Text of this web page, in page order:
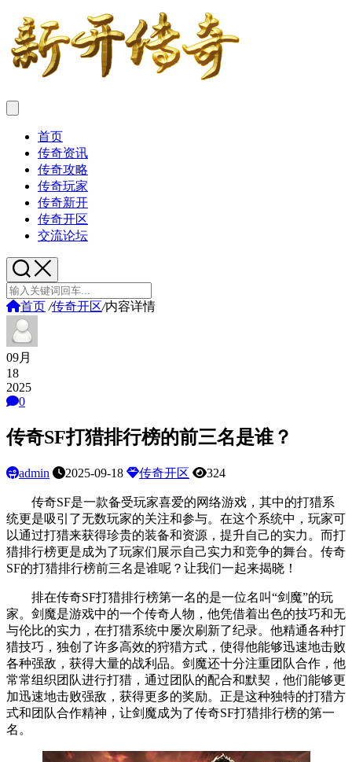
首页
传奇资讯
传奇攻略
传奇玩家
传奇新开
传奇开区
交流论坛
首页 /传奇开区/内容详情
09月
18
2025
0
传奇SF打猎排行榜的前三名是谁？
admin 2025-09-18 传奇开区 324
传奇SF是一款备受玩家喜爱的网络游戏，其中的打猎系
统更是吸引了无数玩家的关注和参与。在这个系统中，玩家可
以通过打猎来获得珍贵的装备和资源，提升自己的实力。而打
猎排行榜更是成为了玩家们展示自己实力和竞争的舞台。传奇
SF的打猎排行榜前三名是谁呢？让我们一起来揭晓！
排在传奇SF打猎排行榜第一名的是一位名叫“剑魔”的玩
家。剑魔是游戏中的一个传奇人物，他凭借着出色的技巧和无
与伦比的实力，在打猎系统中屡次刷新了纪录。他精通各种打
猎技巧，独创了许多高效的狩猎方式，使得他能够迅速地击败
各种强敌，获得大量的战利品。剑魔还十分注重团队合作，他
常常组织团队进行打猎，通过团队的配合和默契，他们能够更
加迅速地击败强敌，获得更多的奖励。正是这种独特的打猎方
式和团队合作精神，让剑魔成为了传奇SF打猎排行榜的第一
名。